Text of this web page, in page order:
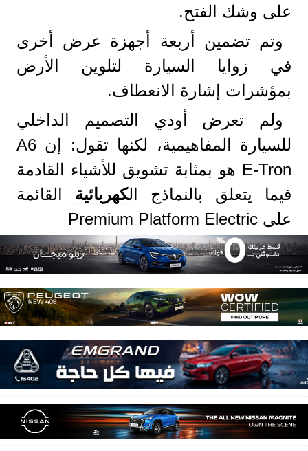
على وشك الفتح.
وتم تضمين أربعة أجهزة عرض أخرى
في زوايا السيارة لتلوين الأرض
بمؤشرات إشارة الانعطاف.
ولم تعرض أودي التصميم الداخلي
للسيارة المفاهيمية، لكنها تقول: إن A6
E-Tron هو بمثابة تشويق للأشياء القادمة
فيما يتعلق بالنماذج الكهربائية القائمة
على Premium Platform Electric